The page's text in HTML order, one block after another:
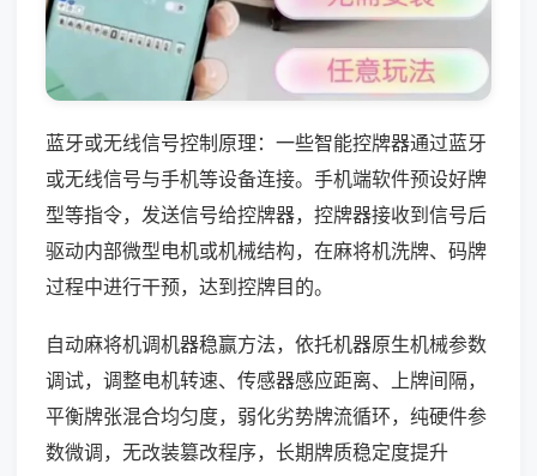
蓝牙或无线信号控制原理：一些智能控牌器通过蓝牙
或无线信号与手机等设备连接。手机端软件预设好牌
型等指令，发送信号给控牌器，控牌器接收到信号后
驱动内部微型电机或机械结构，在麻将机洗牌、码牌
过程中进行干预，达到控牌目的。
自动麻将机调机器稳赢方法，依托机器原生机械参数
调试，调整电机转速、传感器感应距离、上牌间隔，
平衡牌张混合均匀度，弱化劣势牌流循环，纯硬件参
数微调，无改装篡改程序，长期牌质稳定度提升